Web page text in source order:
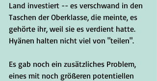
Land investiert -- es verschwand in den
Taschen der Oberklasse, die meinte, es
gehörte ihr, weil sie es verdient hatte.
Hyänen halten nicht viel von "teilen".
Es gab noch ein zusätzliches Problem,
eines mit noch größeren potentiellen